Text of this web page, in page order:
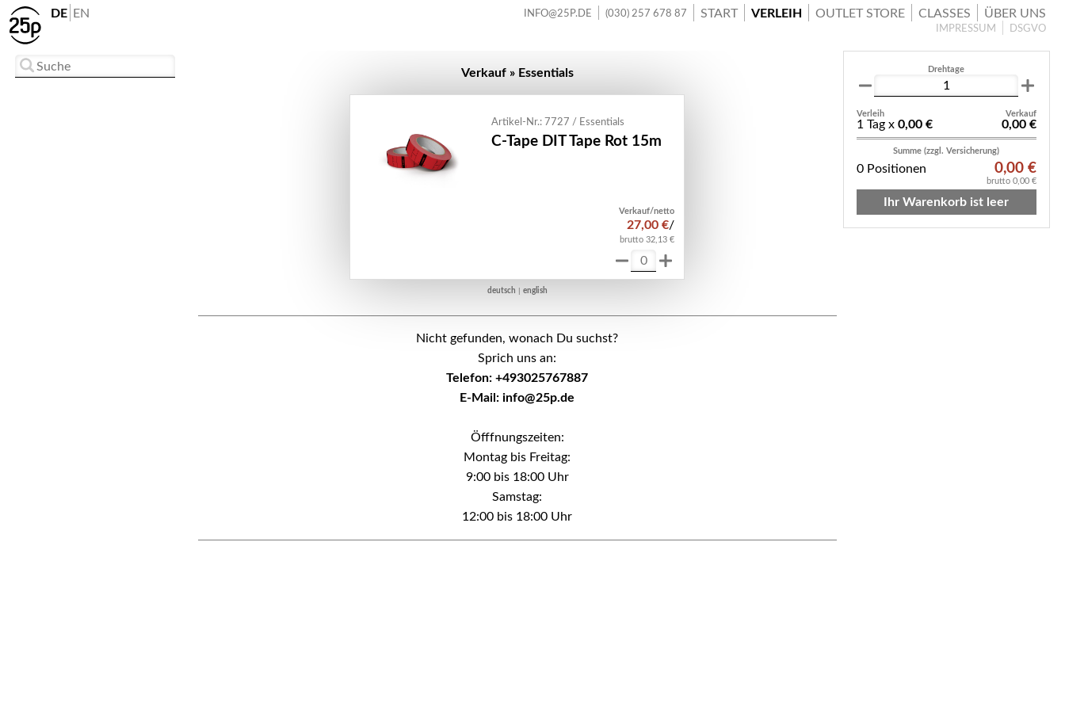
Verkauf » Essentials
Artikel-Nr.: 7727 / Essentials
C-Tape DIT Tape Rot 15m
Verkauf/netto
27,00 €/
brutto 32,13 €
deutsch english
Nicht gefunden, wonach Du suchst?
Sprich uns an:
Telefon: +493025767887
E-Mail: info@25p.de
Öfffnungszeiten:
Montag bis Freitag:
9:00 bis 18:00 Uhr
Samstag:
12:00 bis 18:00 Uhr
Drehtage
Verleih Verkauf
1 Tag x 0,00 € 0,00 €
Summe (zzgl. Versicherung)
0 Positionen 0,00 €
brutto 0,00 €
Ihr Warenkorb ist leer
DE EN INFO@25P.DE (030) 257 678 87 START VERLEIH OUTLET STORE CLASSES ÜBER UNS
IMPRESSUM DSGVO